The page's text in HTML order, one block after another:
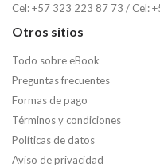
Cel: +57 323 223 87 73 / Cel:
Otros sitios
Todo sobre eBook
Preguntas frecuentes
Formas de pago
Términos y condiciones
Políticas de datos
Aviso de privacidad